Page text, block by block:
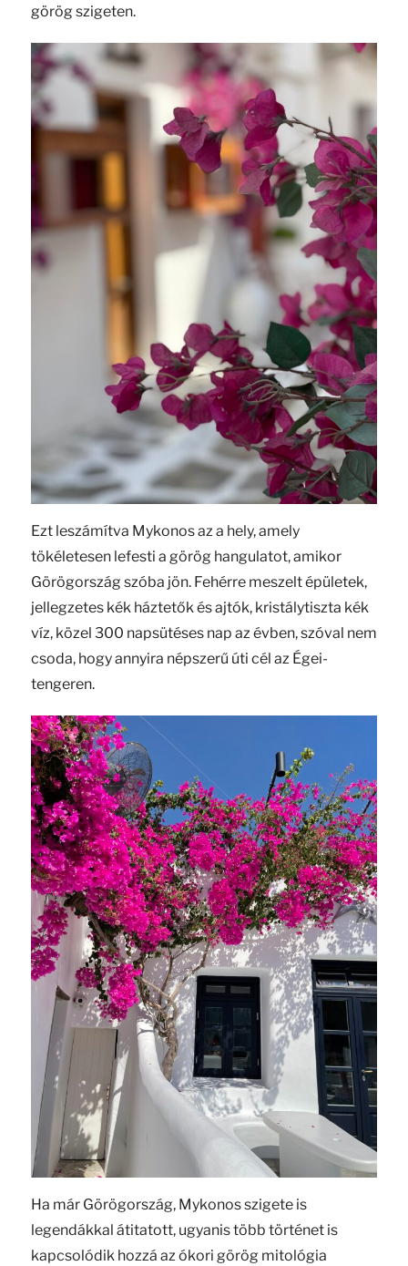
görög szigeten.
Ezt leszámítva Mykonos az a hely, amely
tökéletesen lefesti a görög hangulatot, amikor
Görögország szóba jön. Fehérre meszelt épületek,
jellegzetes kék háztetők és ajtók, kristálytiszta kék
víz, közel 300 napsütéses nap az évben, szóval nem
csoda, hogy annyira népszerű úti cél az Égei-
tengeren.
Ha már Görögország, Mykonos szigete is
legendákkal átitatott, ugyanis több történet is
kapcsolódik hozzá az ókori görög mitológia